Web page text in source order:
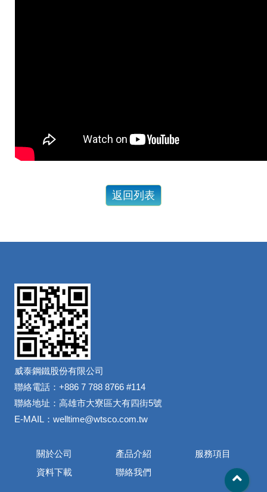
威泰鋼鐵股份有限公司
聯絡電話：+886 7 788 8766 #114
聯絡地址：高雄市大寮區大有四街5號
E-MAIL：welltime@wtsco.com.tw
關於公司 產品介紹
服務項目
資料下載
聯絡我們